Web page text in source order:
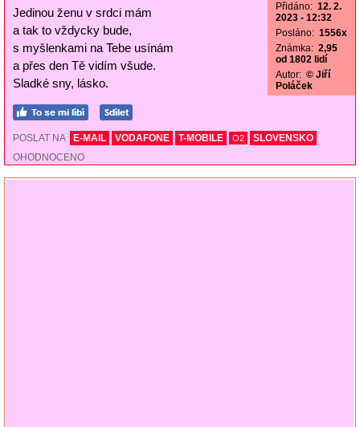
Jedinou ženu v srdci mám
a tak to vždycky bude,
s myšlenkami na Tebe usínám
a přes den Tě vidím všude.
Sladké sny, lásko.
Přidáno: 12. 2.
2023 - 12:32
Posláno: 1556x
Známka: 2,95
od 1802 lidí
Autor: © Jiří
Poláček
POSLAT NA E-MAIL VODAFONE T-MOBILE O2
SLOVENSKO
OHODNOCENO